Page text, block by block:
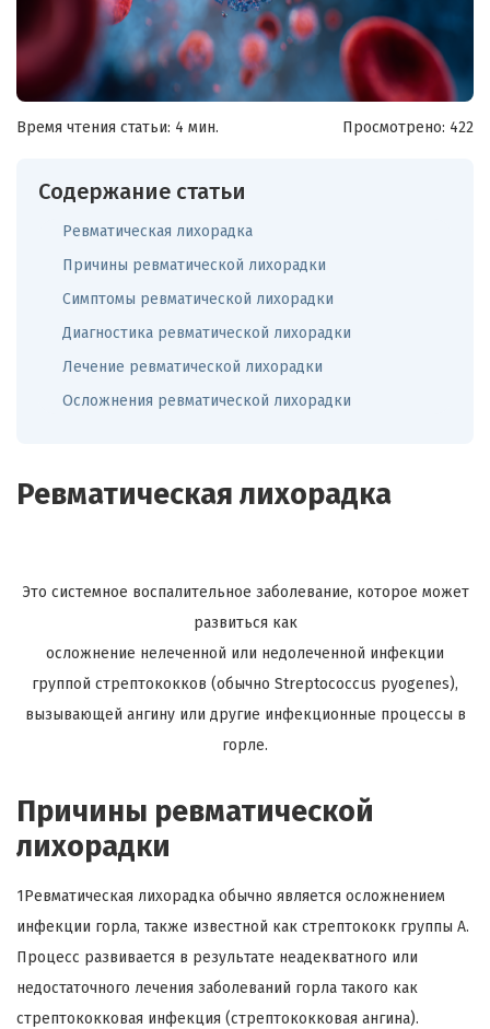
Время чтения статьи: 4 мин. Просмотрено: 422
Содержание статьи
Ревматическая лихорадка
Причины ревматической лихорадки
Симптомы ревматической лихорадки
Диагностика ревматической лихорадки
Лечение ревматической лихорадки
Осложнения ревматической лихорадки
Ревматическая лихорадка
Это системное воспалительное заболевание, которое может
развиться как
осложнение нелеченной или недолеченной инфекции
группой стрептококков (обычно Streptococcus pyogenes),
вызывающей ангину или другие инфекционные процессы в
горле.
Причины ревматической
лихорадки
1Ревматическая лихорадка обычно является осложнением
инфекции горла, также известной как стрептококк группы A.
Процесс развивается в результате неадекватного или
недостаточного лечения заболеваний горла такого как
стрептококковая инфекция (стрептококковая ангина).